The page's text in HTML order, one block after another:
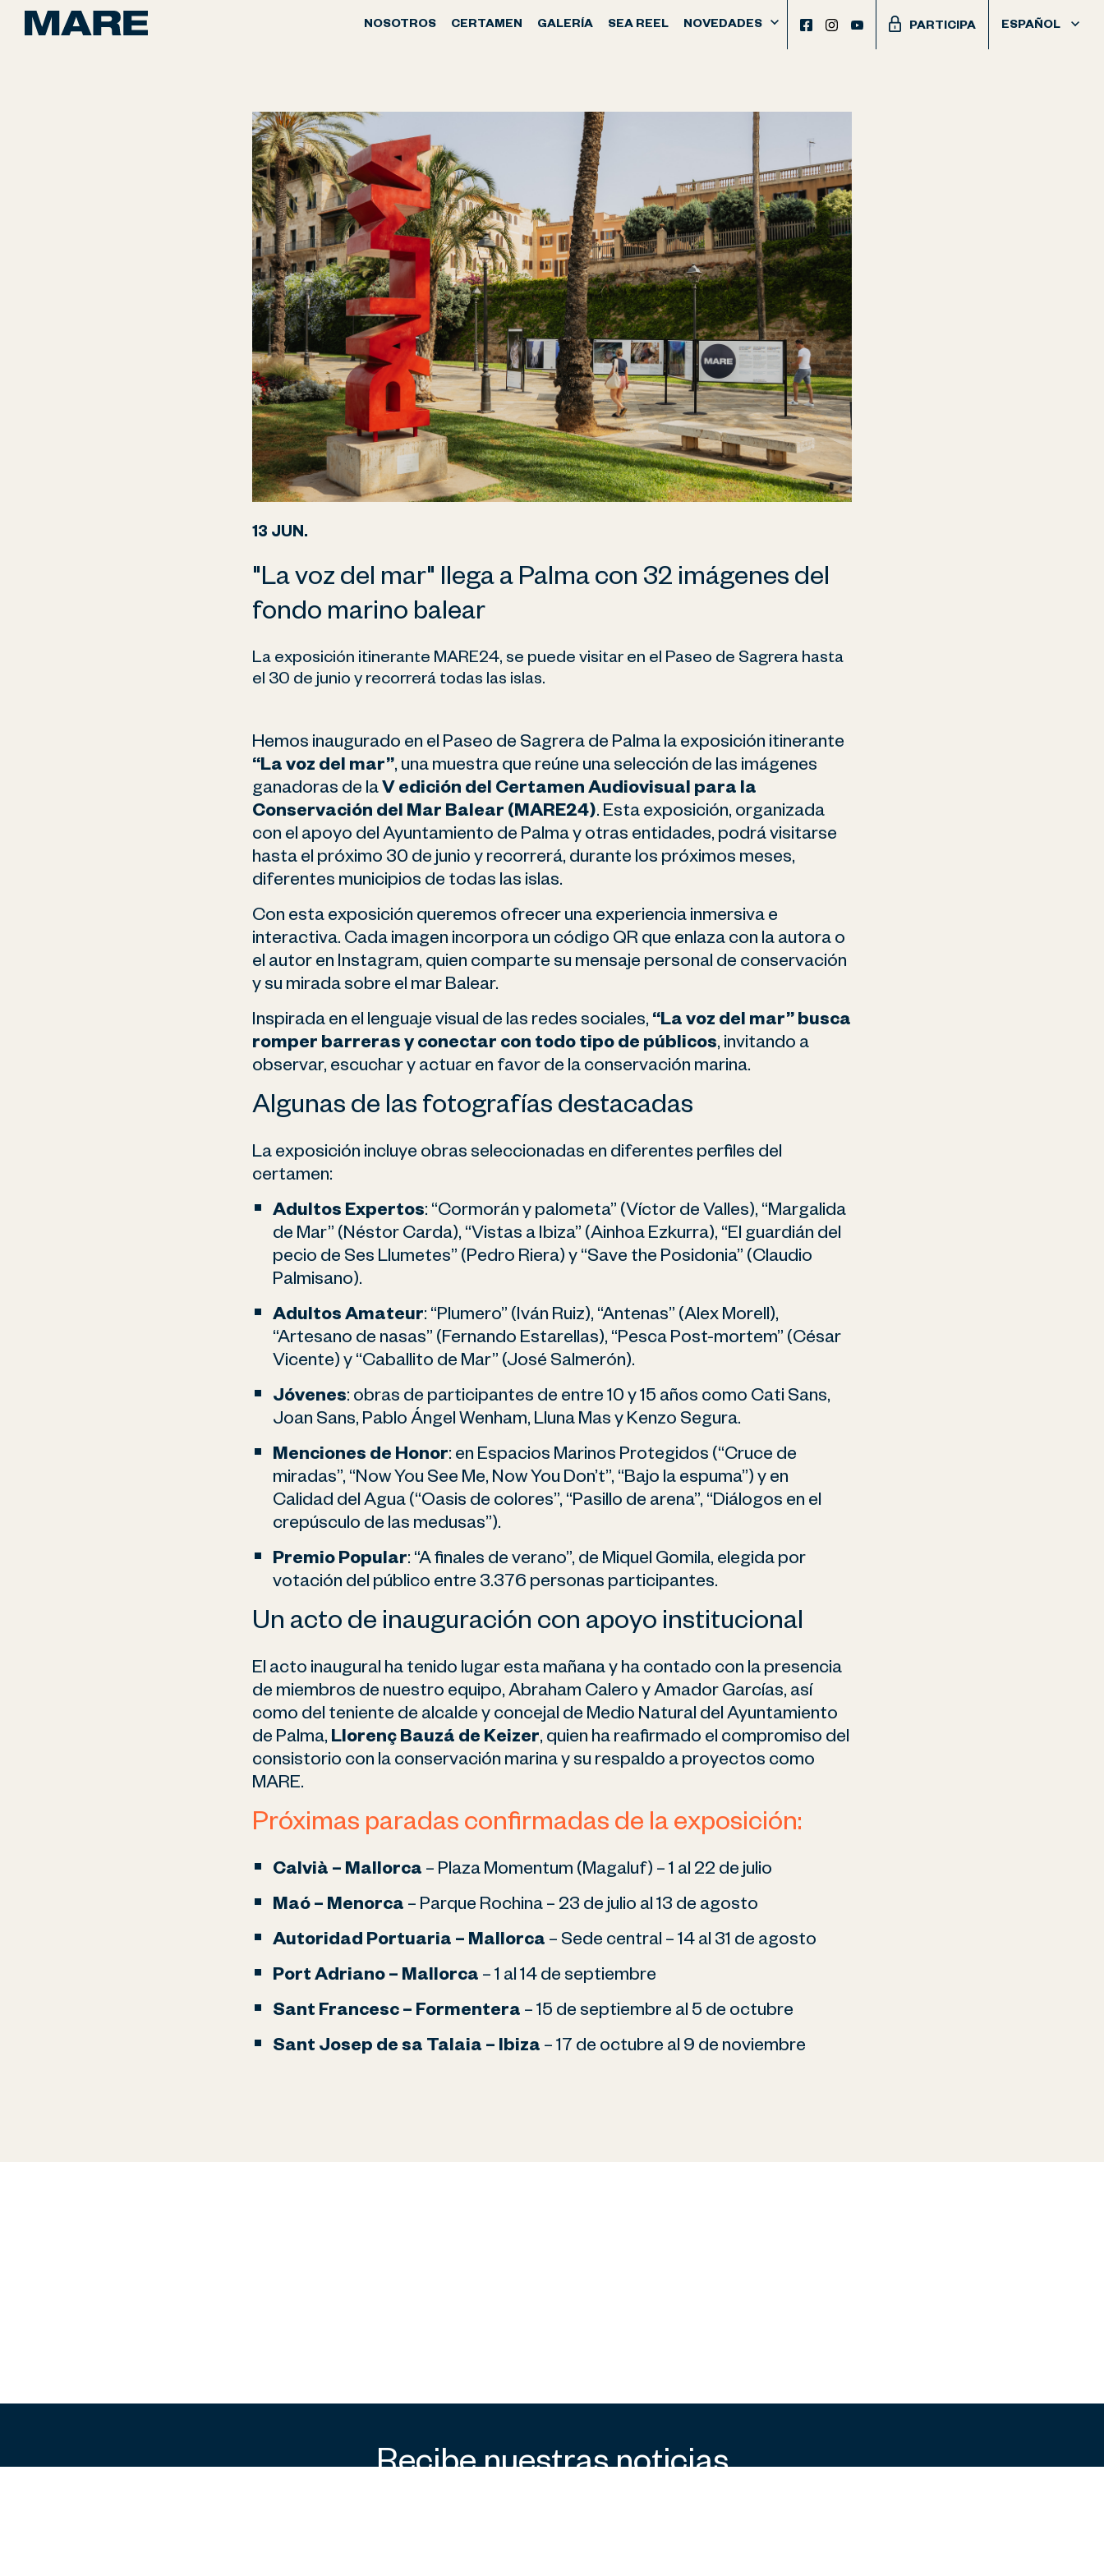
NOSOTROS CERTAMEN GALERÍA SEA REEL NOVEDADES PARTICIPA ESPAÑOL
13 JUN.
"La voz del mar" llega a Palma con 32 imágenes del
fondo marino balear
La exposición itinerante MARE24, se puede visitar en el Paseo de Sagrera hasta
el 30 de junio y recorrerá todas las islas.
Hemos inaugurado en el Paseo de Sagrera de Palma la exposición itinerante
“La voz del mar”, una muestra que reúne una selección de las imágenes
ganadoras de la V edición del Certamen Audiovisual para la
Conservación del Mar Balear (MARE24). Esta exposición, organizada
con el apoyo del Ayuntamiento de Palma y otras entidades, podrá visitarse
hasta el próximo 30 de junio y recorrerá, durante los próximos meses,
diferentes municipios de todas las islas.
Con esta exposición queremos ofrecer una experiencia inmersiva e
interactiva. Cada imagen incorpora un código QR que enlaza con la autora o
el autor en Instagram, quien comparte su mensaje personal de conservación
y su mirada sobre el mar Balear.
Inspirada en el lenguaje visual de las redes sociales, “La voz del mar” busca
romper barreras y conectar con todo tipo de públicos, invitando a
observar, escuchar y actuar en favor de la conservación marina.
Algunas de las fotografías destacadas
La exposición incluye obras seleccionadas en diferentes perfiles del
certamen:
Adultos Expertos: “Cormorán y palometa” (Víctor de Valles), “Margalida
de Mar” (Néstor Carda), “Vistas a Ibiza” (Ainhoa Ezkurra), “El guardián del
pecio de Ses Llumetes” (Pedro Riera) y “Save the Posidonia” (Claudio
Palmisano).
Adultos Amateur: “Plumero” (Iván Ruiz), “Antenas” (Alex Morell),
“Artesano de nasas” (Fernando Estarellas), “Pesca Post-mortem” (César
Vicente) y “Caballito de Mar” (José Salmerón).
Jóvenes: obras de participantes de entre 10 y 15 años como Cati Sans,
Joan Sans, Pablo Ángel Wenham, Lluna Mas y Kenzo Segura.
Menciones de Honor: en Espacios Marinos Protegidos (“Cruce de
miradas”, “Now You See Me, Now You Don’t”, “Bajo la espuma”) y en
Calidad del Agua (“Oasis de colores”, “Pasillo de arena”, “Diálogos en el
crepúsculo de las medusas”).
Premio Popular: “A finales de verano”, de Miquel Gomila, elegida por
votación del público entre 3.376 personas participantes.
Un acto de inauguración con apoyo institucional
El acto inaugural ha tenido lugar esta mañana y ha contado con la presencia
de miembros de nuestro equipo, Abraham Calero y Amador Garcías, así
como del teniente de alcalde y concejal de Medio Natural del Ayuntamiento
de Palma, Llorenç Bauzá de Keizer, quien ha reafirmado el compromiso del
consistorio con la conservación marina y su respaldo a proyectos como
MARE.
Próximas paradas confirmadas de la exposición:
Calvià – Mallorca – Plaza Momentum (Magaluf) – 1 al 22 de julio
Maó – Menorca – Parque Rochina – 23 de julio al 13 de agosto
Autoridad Portuaria – Mallorca – Sede central – 14 al 31 de agosto
Port Adriano – Mallorca – 1 al 14 de septiembre
Sant Francesc – Formentera – 15 de septiembre al 5 de octubre
Sant Josep de sa Talaia – Ibiza – 17 de octubre al 9 de noviembre
Recibe nuestras noticias